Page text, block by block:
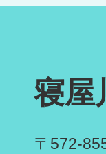
寝屋
〒572-